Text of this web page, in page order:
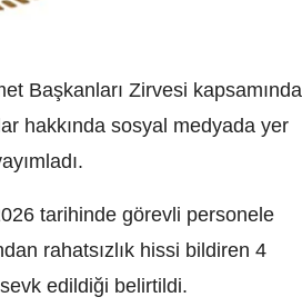
Başkanları Zirvesi kapsamında
hakkında sosyal medyada yer
tarihinde görevli personele
rahatsızlık hissi bildiren 4
edildiği belirtildi.